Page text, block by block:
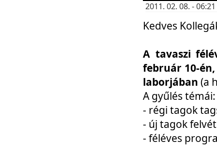
2011. 02. 08. -
Kedves
A tavaszi
február 10-
laborjában (a
A gyűlés témái:
- régi tagok
- új tagok
- féléves